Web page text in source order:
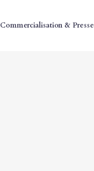
Commercialisation & Presse